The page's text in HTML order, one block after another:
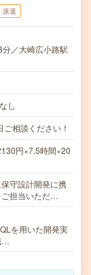
派遣
／大崎広小路駅
し
相談ください！
円×7.5時間×20
守設計開発に携
ご担当いただ…
を用いた開発実
…